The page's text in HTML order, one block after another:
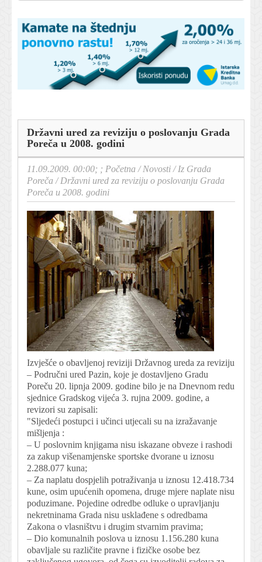
Državni ured za reviziju o poslovanju Grada
Poreča u 2008. godini
11.09.2009. 00:00; ; Početna /Novosti /Iz Grada
Poreča /Državni ured za reviziju o poslovanju Grada
Poreča u 2008. godini
Izvješće o obavljenoj reviziji Državnog ureda za reviziju
– Područni ured Pazin, koje je dostavljeno Gradu
Poreču 20. lipnja 2009. godine bilo je na Dnevnom redu
sjednice Gradskog vijeća 3. rujna 2009. godine, a
revizori su zapisali:
"Sljedeći postupci i učinci utjecali su na izražavanje
mišljenja :
– U poslovnim knjigama nisu iskazane obveze i rashodi
za zakup višenamjenske sportske dvorane u iznosu
2.288.077 kuna;
– Za naplatu dospjelih potraživanja u iznosu 12.418.734
kune, osim upućenih opomena, druge mjere naplate nisu
poduzimane. Pojedine odredbe odluke o upravljanju
nekretninama Grada nisu usklađene s odredbama
Zakona o vlasništvu i drugim stvarnim pravima;
– Dio komunalnih poslova u iznosu 1.156.280 kuna
obavljale su različite pravne i fizičke osobe bez